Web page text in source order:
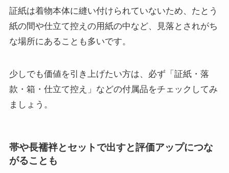
証紙は着物本体に縫い付けられていないため、たとう
紙の間や仕立て控えの用紙の中など、見落とされがち
な場所にあることも多いです。
少しでも価値を引き上げたい方は、必ず「証紙・落
款・箱・仕立て控え」などの付属品をチェックしてみ
ましょう。
帯や長襦袢とセットで出すと評価アップにつな
がることも